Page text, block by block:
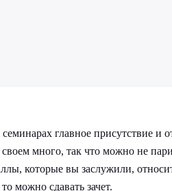
главное присутствие и
много, так что можно не
которые вы заслужили,
можно сдавать зачет.